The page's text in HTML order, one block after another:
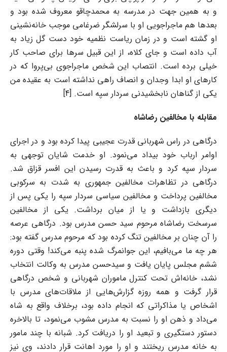
و به همین جهت در مدرسه به محمدچاقو معروف شده بود و
بعدها هم ماجراجویی او با سرلشگر ضرغامی موجب خانه‌نشینی
او گشته است و در زمان ریاست نظمیه خود دست گل زیاد به
آب داده است و جای کلاه، از این قبیل سرها برای صاحب کار
خیلی برده است. انتصاب این شخص ماجراجوی بی‌پروا که در
کارهای او ابدا وجدان و انصاف راهی نداشته است به عقیده من
یکی از گناهان نابخشیدنی سردار سپه است. [4]
مقابله با مخالفین رضاشاه
درگاهی در راس شهربانی قدرت عجیبی پیدا کرده بود و در اجرای
اوامر ارباب خود بیداد می‌نمود. او خدمت شایان توجهی به
سردار سپه کرد و باعث به قدرت رسیدن این افسر قزاق شد.
درگاهی در تظاهرات مخالفین جمهوری به شدت به سرکوبی
مخالفین پرداخت و مخالفین سیاسی سردار سپه را یکی پس از
دیگری بازداشت و یا از میان برداشت. یکی از مخالفین
سرسخت رضاشاه مرحوم سید حسن مدرس بود. درگاهی عرصه
را آن چنان بر مخالفین تنگ کرده بود که مرحوم مدرس گفته بود:
هر چه ما می‌بافیم، این جوانمرگ شده پنبه می‌کند! وقتی دوره
ششم مجلس پایان یافت و سید‌حسن مدرس به وکالت انتخاب
نشد، خانه‌اش تحت کنترل ماموران شهربانی و شخص درگاهی
قرار گرفت و همه روزه گزارش‌هایی از ملاقات‌های مدرس با
اشخاص یا مذاکراتی که انجام داده بود، برخلاف واقع به شاه
می‌داد و ذهن او را نسبت به مدرس مشوب می‌نمود، تا بالاخره
دستور دستگیری و تبعید او را دریافت کرد. شبانه با چند مامور
به خانه مدرس ریختند و او را مورد اهانت قرار دادند، وی نیز